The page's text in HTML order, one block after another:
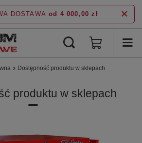
DOSTAWA od 4 000,00 zł
Dostępność produktu w sklepach
produktu w sklepach